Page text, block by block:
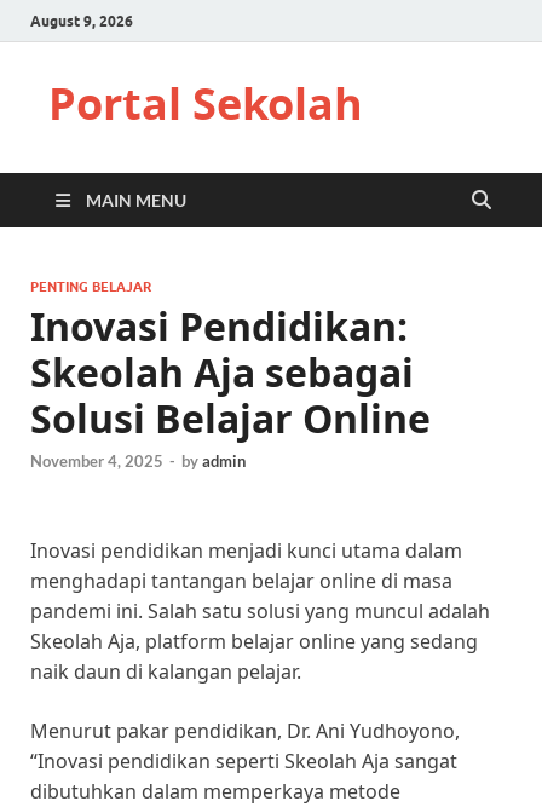
August 9, 2026
Portal Sekolah
MAIN MENU
PENTING BELAJAR
Inovasi Pendidikan:
Skeolah Aja sebagai
Solusi Belajar Online
November 4, 2025 - byadmin
Inovasi pendidikan menjadi kunci utama dalam
menghadapi tantangan belajar online di masa
pandemi ini. Salah satu solusi yang muncul adalah
Skeolah Aja, platform belajar online yang sedang
naik daun di kalangan pelajar.
Menurut pakar pendidikan, Dr. Ani Yudhoyono,
“Inovasi pendidikan seperti Skeolah Aja sangat
dibutuhkan dalam memperkaya metode